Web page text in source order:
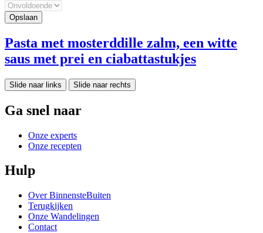
Pasta met mosterddille zalm, een witte
saus met prei en ciabattastukjes
Slide naar links Slide naar rechts
Ga snel naar
Onze experts
Onze recepten
Hulp
Over BinnensteBuiten
Terugkijken
Onze Wandelingen
Contact